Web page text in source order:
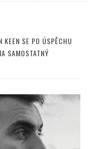
KEEN SE PO ÚSPĚCHU
SAMOSTATNÝ